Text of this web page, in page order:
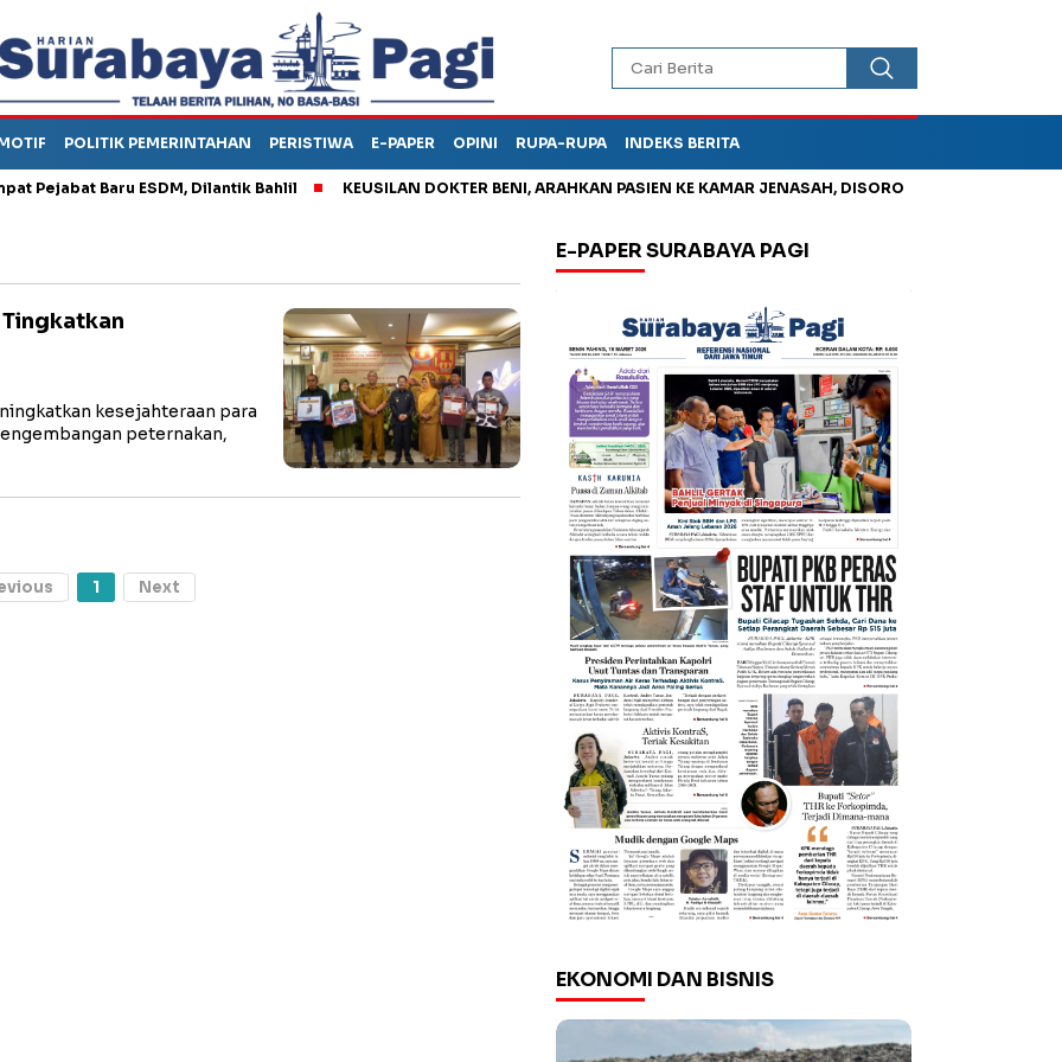
POLITIK PEMERINTAHAN PERISTIWA E-PAPER OPINI RUPA-RUPA INDEKS BERITA
Baru ESDM, Dilantik Bahlil KEUSILAN DOKTER BENI, ARAHKAN PASIEN KE KAMAR JENASAH, DISOROT
kesejahteraan para
peternakan,
1 Next
E-PAPER SURABAYA PAGI
EKONOMI DAN BISNIS